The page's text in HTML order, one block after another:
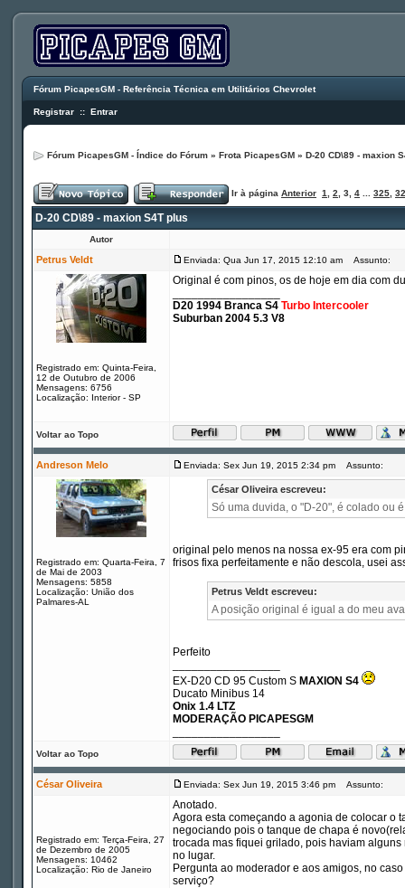
Fórum PicapesGM - Referência Técnica em Utilitários Chevrolet
Registrar :: Entrar
Fórum PicapesGM - Índice do Fórum » Frota PicapesGM » D-20 CD\89 - maxion
Ir à página Anterior 1 2 3 4 325
D-20 CD\89 - maxion S4T plus
Autor
Petrus Veldt Enviada: Qua Jun 17, 2015 12:10 am Assunto:
Registrado em: Quinta-Feira,
12 de Outubro de 2006
Mensagens: 6756
Localização: Interior - SP
Original é com pinos, os de hoje em dia com
D20 1994 Branca S4 Turbo Intercooler
Suburban 2004 5.3 V8
Voltar ao Topo
Andreson Melo Enviada: Sex Jun 19, 2015 2:34 pm Assunto:
Registrado em: Quarta-Feira, 7
de Mai de 2003
Mensagens: 5858
Localização: União dos
Palmares-AL
César Oliveira escreveu:
Só uma duvida, o "D-20", é colado ou
original pelo menos na nossa ex-95 era com
frisos fixa perfeitamente e não descola, usei
Petrus Veldt escreveu:
A posição original é igual a do meu
Perfeito
EX-D20 CD 95 Custom S MAXION S4
Ducato Minibus 14
Onix 1.4 LTZ
MODERAÇÃO PICAPESGM
Voltar ao Topo
César Oliveira Enviada: Sex Jun 19, 2015 3:46 pm Assunto:
Registrado em: Terça-Feira, 27
de Dezembro de 2005
Mensagens: 10462
Localização: Rio de Janeiro
Anotado.
Agora esta começando a agonia de colocar o
negociando pois o tanque de chapa é
trocada mas fiquei grilado, pois haviam
no lugar.
Pergunta ao moderador e aos amigos, no
serviço?